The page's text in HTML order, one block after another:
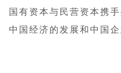
国有资本与民营资本携
中国经济的发展和中国企